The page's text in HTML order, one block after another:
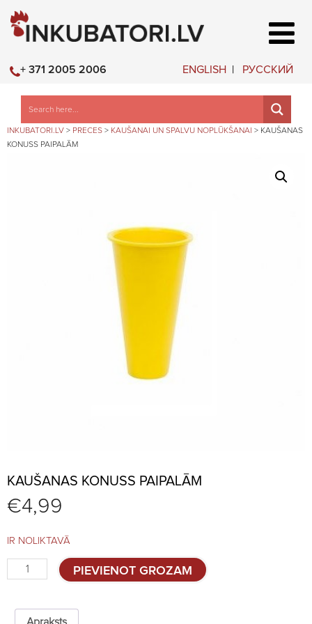
ENGLISH РУССКИЙ
+ 371 2005 2006
INKUBATORI.LV > PRECES > KAUŠANAI UN SPALVU NOPLŪKŠANAI > KAUŠANAS
KONUSS PAIPALĀM
KAUŠANAS KONUSS PAIPALĀM
€4,99
IR NOLIKTAVĀ
Kaušanas
konuss
quantity
PIEVIENOT GROZAM